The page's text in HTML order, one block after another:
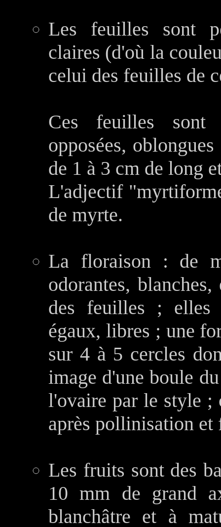
Les feuilles sont
claires (d'où la
celui des feuilles de
Ces feuilles sont
opposées,
de 1 à 3 cm de long
L'adjectif
de myrte.
La floraison : de
odorantes,
des feuilles ; elles
égaux, libres ; une
sur 4 à 5 cercles
image d'une boule
l'ovaire par le style ;
après pollinisation et
Les fruits sont des
10 mm de grand
blanchâtre et à